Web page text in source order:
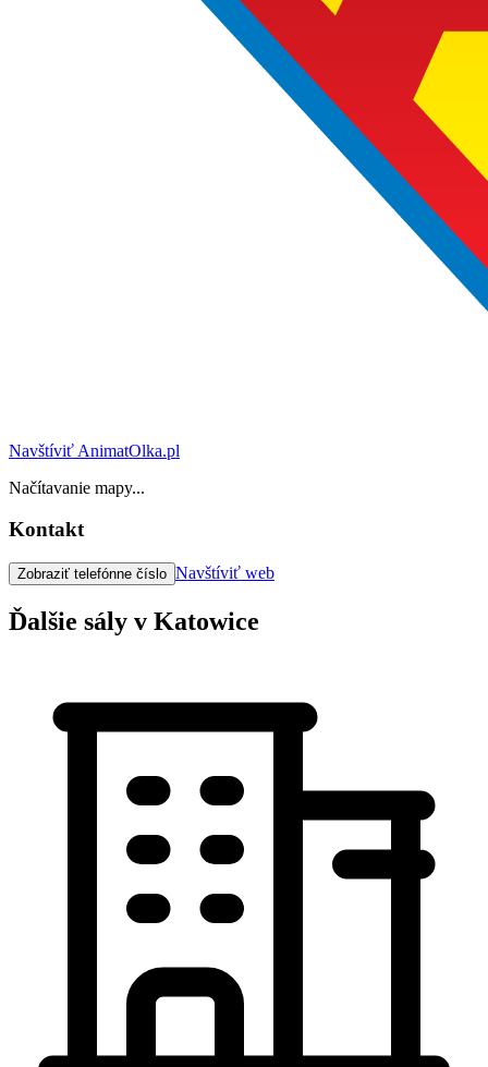
Navštíviť AnimatOlka.pl
Načítavanie mapy...
Kontakt
Zobraziť telefónne číslo Navštíviť web
Ďalšie sály v Katowice